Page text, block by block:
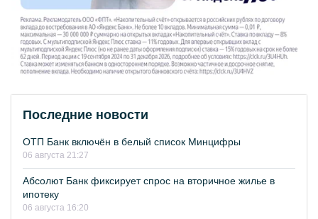
Последние новости
ОТП Банк включён в белый список Минцифры
06 августа 21:27
Абсолют Банк фиксирует спрос на вторичное жилье в
ипотеку
06 августа 16:20